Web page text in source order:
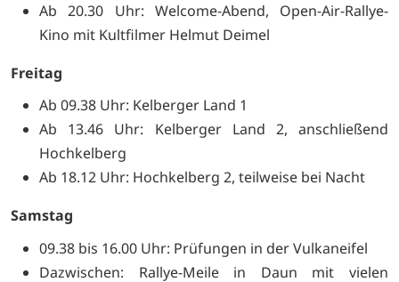
Ab 20.30 Uhr: Welcome-Abend, Open-Air-Rallye-
Kino mit Kultfilmer Helmut Deimel
Freitag
Ab 09.38 Uhr: Kelberger Land 1
Ab 13.46 Uhr: Kelberger Land 2, anschließend
Hochkelberg
Ab 18.12 Uhr: Hochkelberg 2, teilweise bei Nacht
Samstag
09.38 bis 16.00 Uhr: Prüfungen in der Vulkaneifel
Dazwischen: Rallye-Meile in Daun mit vielen